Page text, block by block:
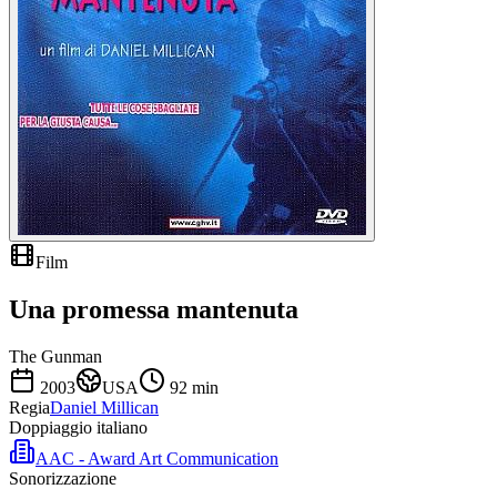
Film
Una promessa mantenuta
The Gunman
2003
USA 92 min
RegiaDaniel Millican
Doppiaggio italiano
AAC - Award Art Communication
Sonorizzazione